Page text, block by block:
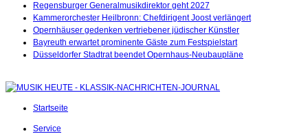
Regensburger Generalmusikdirektor geht 2027
Kammerorchester Heilbronn: Chefdirigent Joost verlängert
Opernhäuser gedenken vertriebener jüdischer Künstler
Bayreuth erwartet prominente Gäste zum Festspielstart
Düsseldorfer Stadtrat beendet Opernhaus-Neubaupläne
Startseite
Service